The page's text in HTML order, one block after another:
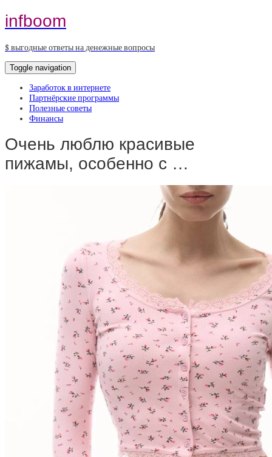
infboom
$ выгодные ответы на денежные вопросы
Toggle navigation
Заработок в интернете
Партнёрские программы
Полезные советы
Финансы
Очень люблю красивые
пижамы, особенно с …